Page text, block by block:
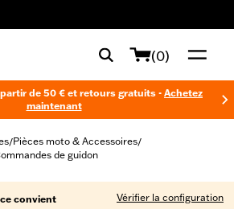
(0)
de 50 € et retours gratuits - Achetez
maintenant
/Pièces moto & Accessoires/
de guidon
convient Vérifier la configuration